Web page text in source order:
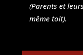
(Parents et
même toit).